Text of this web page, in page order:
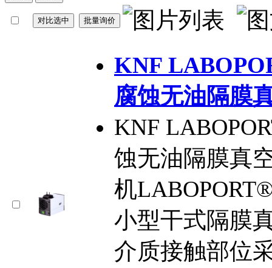
​KNF
腐蚀无油隔膜
KNF
蚀无油隔膜真
机
小型干式隔膜
介质接触部位